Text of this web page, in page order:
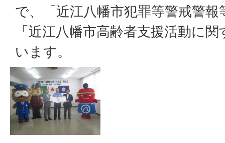
で、「近江八幡市犯罪等警戒警
「近江八幡市高齢者支援活動に
います。